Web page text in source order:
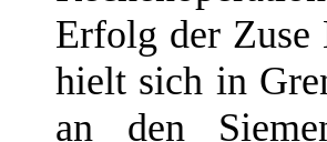
Erfolg der Zuse
hielt sich in
an den